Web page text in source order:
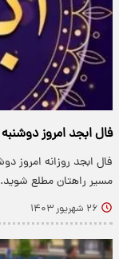
فال ابجد امروز دوشنبه 26 شهریور 1403
مسیر راهتان مطلع شوید.
۲۶ شهریور ۱۴۰۳